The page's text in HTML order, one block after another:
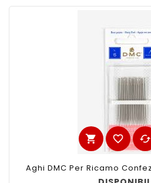
shopping_cart favorite_border cached
Aghi DMC Per Ricamo